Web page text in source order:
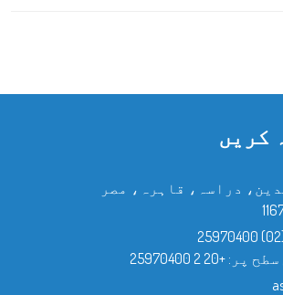
کریں
دراسہ، قاہرہ، مصر
(02)
سطح پر: +20 2 25970400